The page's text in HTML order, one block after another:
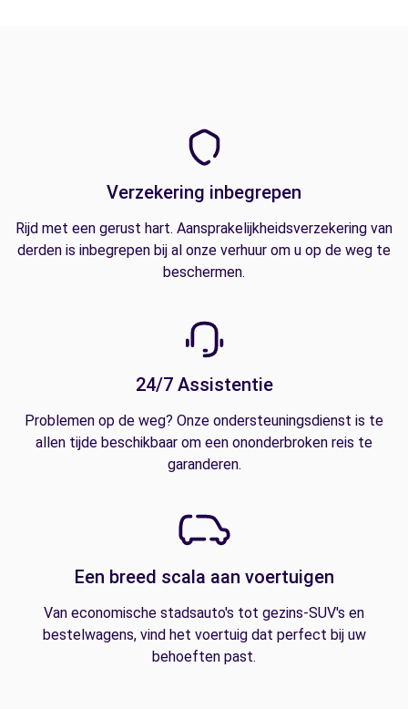
Verzekering inbegrepen
Rijd met een gerust hart. Aansprakelijkheidsverzekering van
derden is inbegrepen bij al onze verhuur om u op de weg te
beschermen.
24/7 Assistentie
Problemen op de weg? Onze ondersteuningsdienst is te
allen tijde beschikbaar om een ononderbroken reis te
garanderen.
Een breed scala aan voertuigen
Van economische stadsauto's tot gezins-SUV's en
bestelwagens, vind het voertuig dat perfect bij uw
behoeften past.